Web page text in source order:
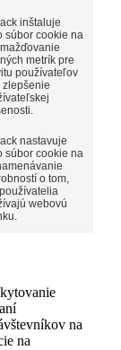
inštaluje
súbor cookie na
metrík pre
používateľov
zlepšenie
nastavuje
súbor cookie na
o tom,
webovú
na
na